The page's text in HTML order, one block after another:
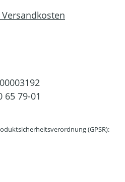
65 79-01
(GPSR):